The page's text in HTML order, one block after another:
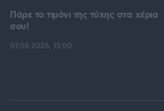
Πάρε το τιμόνι της τύχης στα χέρια
σου!
07.08.2026, 15:00